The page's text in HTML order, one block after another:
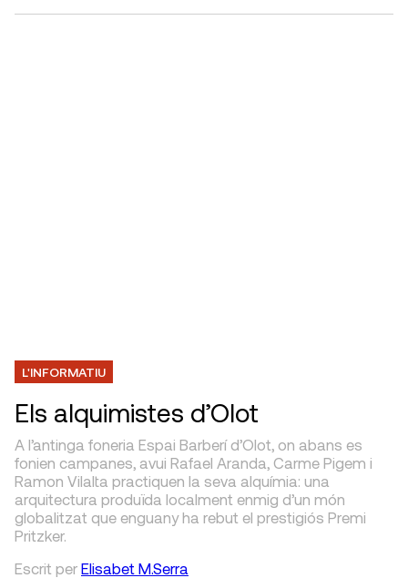
L'INFORMATIU
Els alquimistes d’Olot
A l’antinga foneria Espai Barberí d’Olot, on abans es
fonien campanes, avui Rafael Aranda, Carme Pigem i
Ramon Vilalta practiquen la seva alquímia: una
arquitectura produïda localment enmig d’un món
globalitzat que enguany ha rebut el prestigiós Premi
Pritzker.
Escrit per Elisabet M.Serra